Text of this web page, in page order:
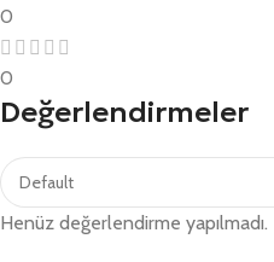
0
0
Değerlendirmeler
Henüz değerlendirme yapılmadı.